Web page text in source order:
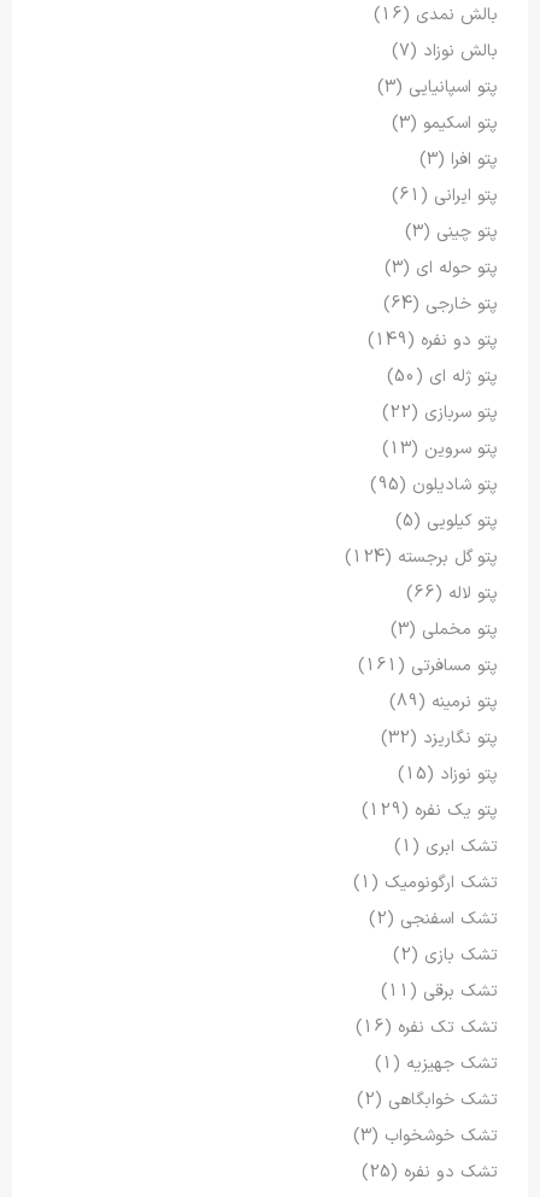
بالش نمدی (16)
بالش نوزاد (7)
پتو اسپانیایی (3)
پتو اسکیمو (3)
پتو افرا (3)
پتو ایرانی (61)
پتو چینی (3)
پتو حوله ای (3)
پتو خارجی (64)
پتو دو نفره (149)
پتو ژله ای (50)
پتو سربازی (22)
پتو سروین (13)
پتو شادیلون (95)
پتو کیلویی (5)
پتو گل برجسته (124)
پتو لاله (66)
پتو مخملی (3)
پتو مسافرتی (161)
پتو نرمینه (89)
پتو نگاریزد (32)
پتو نوزاد (15)
پتو یک نفره (129)
تشک ابری (1)
تشک ارگونومیک (1)
تشک اسفنجی (2)
تشک بازی (2)
تشک برقی (11)
تشک تک نفره (16)
تشک جهیزیه (1)
تشک خوابگاهی (2)
تشک خوشخواب (3)
تشک دو نفره (25)